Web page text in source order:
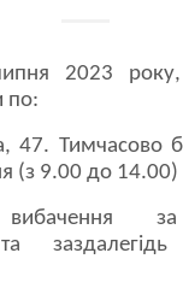
2023 року,
по:
47. Тимчасово
(з 9.00 до 14.00)
за
та